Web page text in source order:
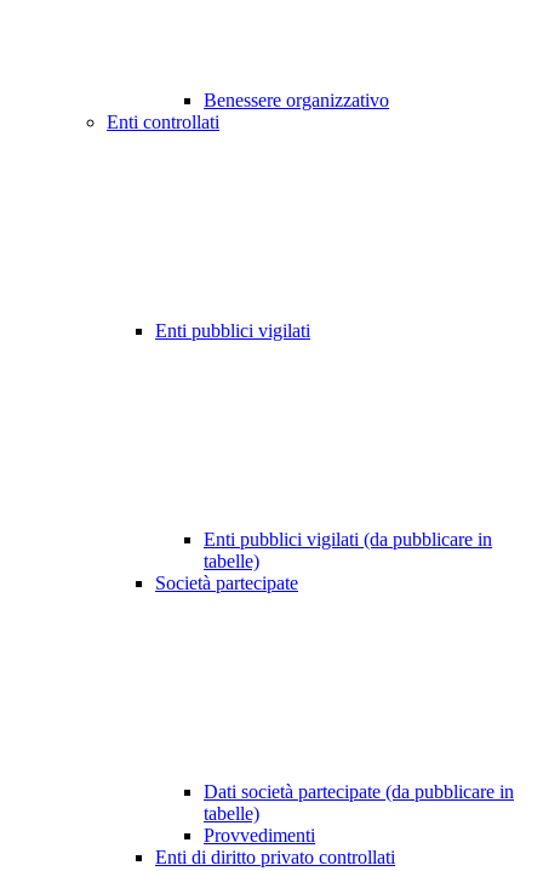
Benessere organizzativo
Enti controllati
Enti pubblici vigilati
Enti pubblici vigilati (da pubblicare in
tabelle)
Società partecipate
Dati società partecipate (da pubblicare in
tabelle)
Provvedimenti
Enti di diritto privato controllati